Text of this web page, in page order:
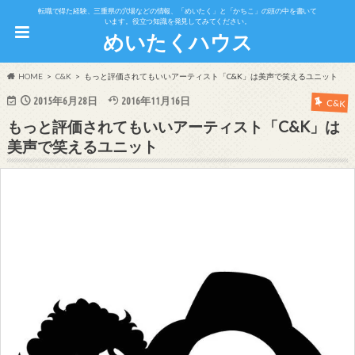
転職で得た経験、三重県の穴場などの情報、「めいたく」と「かちこ」の頭の中を書いて
います。役立つ知識を発見してみてください。
めいたくハウス
HOME C&K もっと評価されてもいいアーティスト「C&K」は美声で笑えるユニット
2015年6月28日 2016年11月16日 C&K
もっと評価されてもいいアーティスト「C&K」は
美声で笑えるユニット